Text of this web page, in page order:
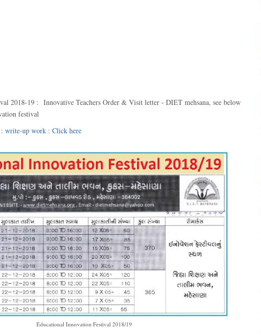
2018-19 : Innovative Teachers Order & Visit letter - DIET mehsana, see below
festival
write-up work : Click here
Educational Innovation Festival 2018/19